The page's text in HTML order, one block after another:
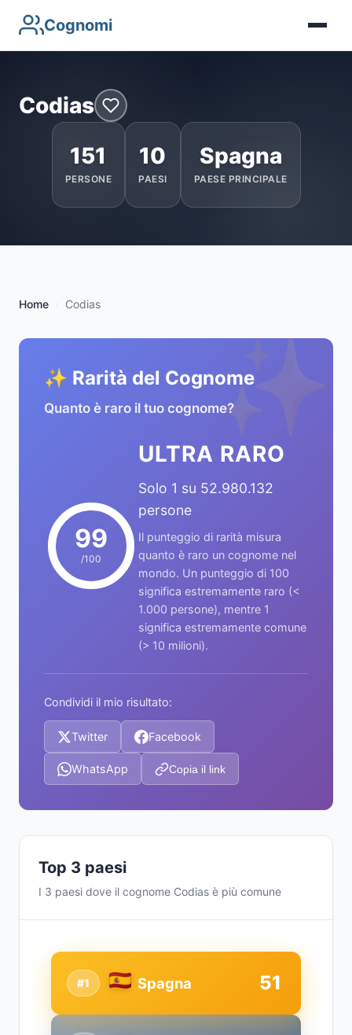
Cognomi
Codias
151
PERSONE
10
PAESI
Spagna
PAESE PRINCIPALE
Home Codias
✨
✨ Rarità del Cognome
Quanto è raro il tuo cognome?
99
/100
ULTRA RARO
Solo 1 su 52.980.132
persone
Il punteggio di rarità misura
quanto è raro un cognome nel
mondo. Un punteggio di 100
significa estremamente raro (<
1.000 persone), mentre 1
significa estremamente comune
(> 10 milioni).
Condividi il mio risultato:
Twitter Facebook
WhatsApp Copia il link
Top 3 paesi
I 3 paesi dove il cognome Codias è più comune
#1 Spagna 51